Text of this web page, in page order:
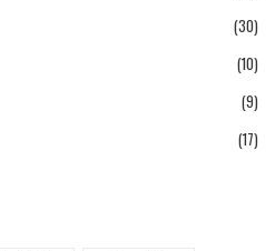
(30)
(10)
(9)
(17)